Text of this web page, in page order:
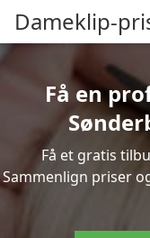
Dameklip-
Få en
Få et gratis
Sammenlign priser